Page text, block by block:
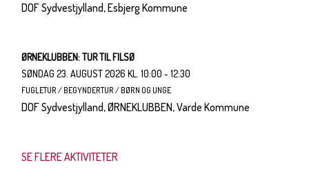
DOF Sydvestjylland, Esbjerg Kommune
ØRNEKLUBBEN: TUR TIL FILSØ
SØNDAG 23. AUGUST 2026 KL. 10:00 - 12:30
FUGLETUR / BEGYNDERTUR / BØRN OG UNGE
DOF Sydvestjylland, ØRNEKLUBBEN, Varde Kommune
SE FLERE AKTIVITETER